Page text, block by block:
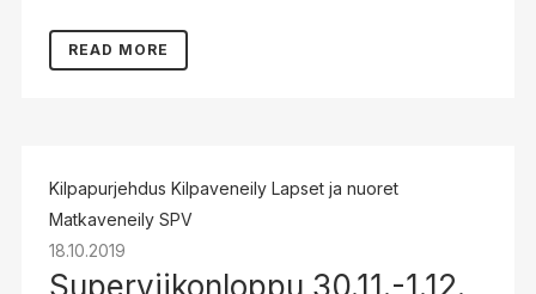
READ MORE
Kilpapurjehdus Kilpaveneily Lapset ja nuoret
Matkaveneily SPV
18.10.2019
Superviikonloppu 30.11.-1.12.